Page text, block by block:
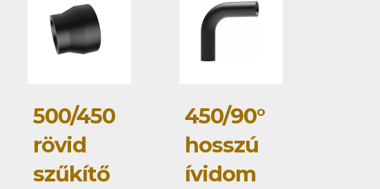
500/450
rövid
szűkítő
450/90°
hosszú
ívidom